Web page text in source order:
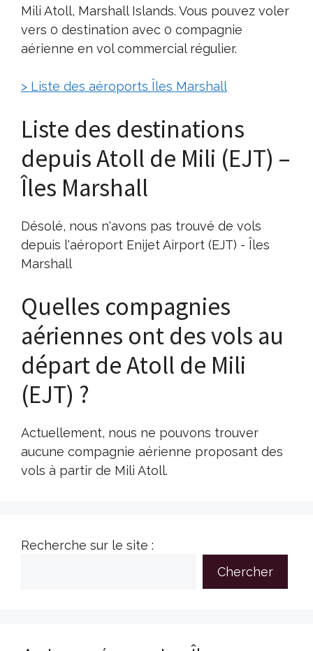
Mili Atoll, Marshall Islands. Vous pouvez voler
vers 0 destination avec 0 compagnie
aérienne en vol commercial régulier.
> Liste des aéroports Îles Marshall
Liste des destinations
depuis Atoll de Mili (EJT) –
Îles Marshall
Désolé, nous n'avons pas trouvé de vols
depuis l'aéroport Enijet Airport (EJT) - Îles
Marshall
Quelles compagnies
aériennes ont des vols au
départ de Atoll de Mili
(EJT) ?
Actuellement, nous ne pouvons trouver
aucune compagnie aérienne proposant des
vols à partir de Mili Atoll.
Recherche sur le site :
Chercher